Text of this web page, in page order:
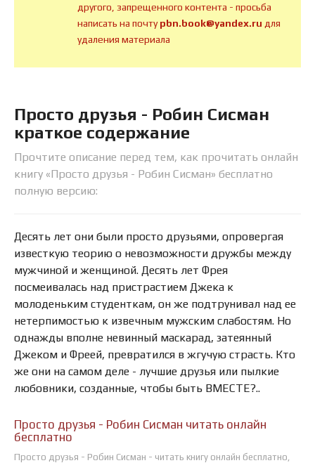
другого, запрещенного контента - просьба
написать на почтуpbn.book@yandex.ru для
удаления материала
Просто друзья - Робин Сисман
краткое содержание
Прочтите описание перед тем, как прочитать онлайн
книгу «Просто друзья - Робин Сисман» бесплатно
полную версию:
Десять лет они были просто друзьями, опровергая
известкую теорию о невозможности дружбы между
мужчиной и женщиной. Десять лет Фрея
посмеивалась над пристрастием Джека к
молоденьким студенткам, он же подтрунивал над ее
нетерпимостью к извечным мужским слабостям. Но
однажды вполне невинный маскарад, затеянный
Джеком и Фреей, превратился в жгучую страсть. Кто
же они на самом деле - лучшие друзья или пылкие
любовники, созданные, чтобы быть ВМЕСТЕ?..
Просто друзья - Робин Сисман читать онлайн
бесплатно
Просто друзья - Робин Сисман - читать книгу онлайн бесплатно,